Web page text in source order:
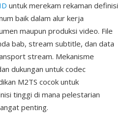
untuk merekam rekaman definisi
baik dalam alur kerja
maupun produksi video. File
bab, stream subtitle, dan data
stream. Mekanisme
dukungan untuk codec
M2TS cocok untuk
tinggi di mana pelestarian
penting.